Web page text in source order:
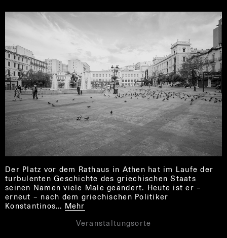
Der Platz vor dem Rathaus in Athen hat im Laufe der
turbulenten Geschichte des griechischen Staats
seinen Namen viele Male geändert. Heute ist er –
erneut – nach dem griechischen Politiker
Konstantinos… Mehr
Veranstaltungsorte